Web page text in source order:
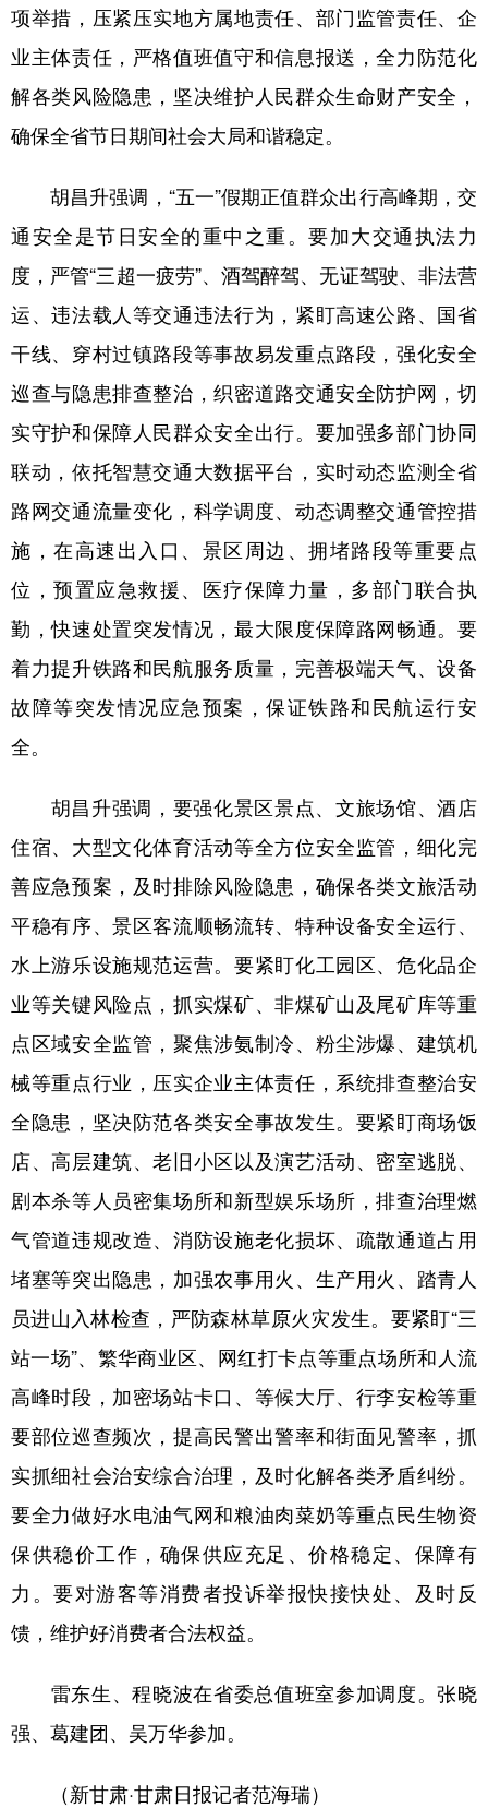
项举措，压紧压实地方属地责任、部门监管责任、企
业主体责任，严格值班值守和信息报送，全力防范化
解各类风险隐患，坚决维护人民群众生命财产安全，
确保全省节日期间社会大局和谐稳定。
胡昌升强调，“五一”假期正值群众出行高峰期，交
通安全是节日安全的重中之重。要加大交通执法力
度，严管“三超一疲劳”、酒驾醉驾、无证驾驶、非法营
运、违法载人等交通违法行为，紧盯高速公路、国省
干线、穿村过镇路段等事故易发重点路段，强化安全
巡查与隐患排查整治，织密道路交通安全防护网，切
实守护和保障人民群众安全出行。要加强多部门协同
联动，依托智慧交通大数据平台，实时动态监测全省
路网交通流量变化，科学调度、动态调整交通管控措
施，在高速出入口、景区周边、拥堵路段等重要点
位，预置应急救援、医疗保障力量，多部门联合执
勤，快速处置突发情况，最大限度保障路网畅通。要
着力提升铁路和民航服务质量，完善极端天气、设备
故障等突发情况应急预案，保证铁路和民航运行安
全。
胡昌升强调，要强化景区景点、文旅场馆、酒店
住宿、大型文化体育活动等全方位安全监管，细化完
善应急预案，及时排除风险隐患，确保各类文旅活动
平稳有序、景区客流顺畅流转、特种设备安全运行、
水上游乐设施规范运营。要紧盯化工园区、危化品企
业等关键风险点，抓实煤矿、非煤矿山及尾矿库等重
点区域安全监管，聚焦涉氨制冷、粉尘涉爆、建筑机
械等重点行业，压实企业主体责任，系统排查整治安
全隐患，坚决防范各类安全事故发生。要紧盯商场饭
店、高层建筑、老旧小区以及演艺活动、密室逃脱、
剧本杀等人员密集场所和新型娱乐场所，排查治理燃
气管道违规改造、消防设施老化损坏、疏散通道占用
堵塞等突出隐患，加强农事用火、生产用火、踏青人
员进山入林检查，严防森林草原火灾发生。要紧盯“三
站一场”、繁华商业区、网红打卡点等重点场所和人流
高峰时段，加密场站卡口、等候大厅、行李安检等重
要部位巡查频次，提高民警出警率和街面见警率，抓
实抓细社会治安综合治理，及时化解各类矛盾纠纷。
要全力做好水电油气网和粮油肉菜奶等重点民生物资
保供稳价工作，确保供应充足、价格稳定、保障有
力。要对游客等消费者投诉举报快接快处、及时反
馈，维护好消费者合法权益。
雷东生、程晓波在省委总值班室参加调度。张晓
强、葛建团、吴万华参加。
（新甘肃·甘肃日报记者范海瑞）